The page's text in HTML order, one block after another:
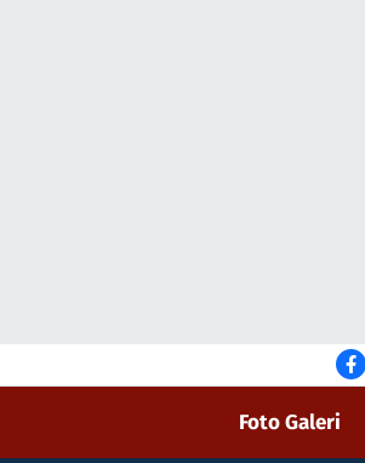
Foto Galeri